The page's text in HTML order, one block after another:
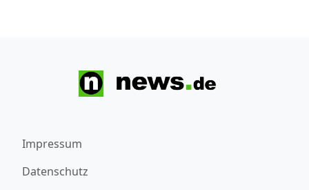
Impressum
Datenschutz